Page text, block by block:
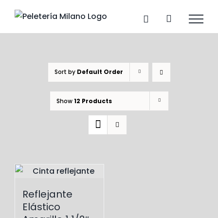
content
Sort by Default Order
Show12 Products
Reflejante
Elástico